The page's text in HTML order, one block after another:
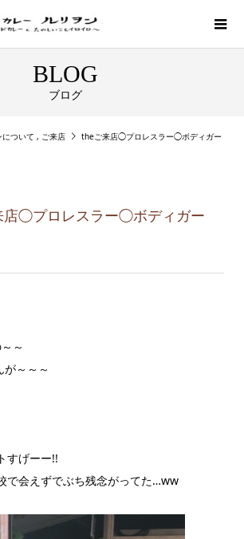
BLOG
ブログ
ついて , ご来店 theご来店◯プロレスラー◯ボディガー
店◯プロレスラー◯ボディガー
～
～～～
すげーー!!
で会えずでぶち残念がってた…ww